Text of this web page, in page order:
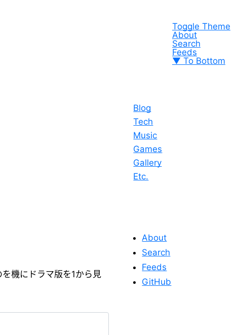
Toggle Theme
About
Search
Feeds
▼ To Bottom
Blog
Tech
Music
Games
Gallery
Etc.
機にドラマ版を1から見
About
Search
Feeds
GitHub